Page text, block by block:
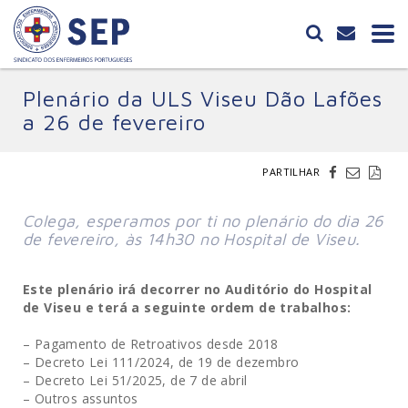
Plenário da ULS Viseu Dão Lafões
a 26 de fevereiro
PARTILHAR
Colega, esperamos por ti no plenário do dia 26
de fevereiro, às 14h30 no Hospital de Viseu.
Este plenário irá decorrer no Auditório do Hospital
de Viseu e terá a seguinte ordem de trabalhos:
– Pagamento de Retroativos desde 2018
– Decreto Lei 111/2024, de 19 de dezembro
– Decreto Lei 51/2025, de 7 de abril
– Outros assuntos